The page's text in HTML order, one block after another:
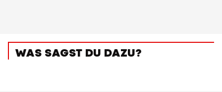
WAS SAGST DU DAZU?